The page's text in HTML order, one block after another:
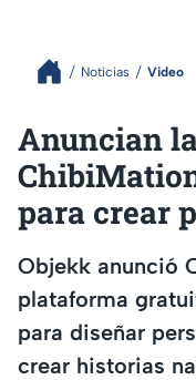
Noticias Video
Anuncian
para crear
Objekk anunció
plataforma
para diseñar
crear historias